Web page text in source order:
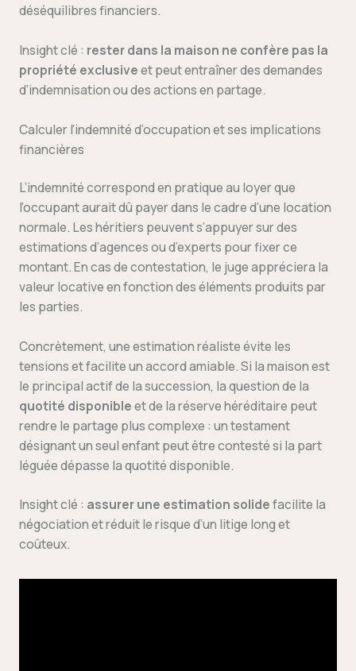
déséquilibres financiers.
Insight clé : rester dans la maison ne confère pas la
propriété exclusiveet peut entraîner des demandes
d’indemnisation ou des actions en partage.
Calculer l’indemnité d’occupation et ses implications
financières
L’indemnité correspond en pratique au loyer que
l’occupant aurait dû payer dans le cadre d’une location
normale. Les héritiers peuvent s’appuyer sur des
estimations d’agences ou d’experts pour fixer ce
montant. En cas de contestation, le juge appréciera la
valeur locative en fonction des éléments produits par
les parties.
Concrètement, une estimation réaliste évite les
tensions et facilite un accord amiable. Si la maison est
le principal actif de la succession, la question de la
quotité disponibleet de la réserve héréditaire peut
rendre le partage plus complexe : un testament
désignant un seul enfant peut être contesté si la part
léguée dépasse la quotité disponible.
Insight clé : assurer une estimation solidefacilite la
négociation et réduit le risque d’un litige long et
coûteux.